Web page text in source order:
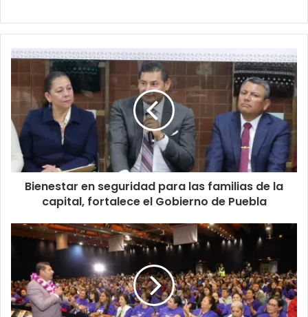
Bienestar en seguridad para las familias de la
capital, fortalece el Gobierno de Puebla